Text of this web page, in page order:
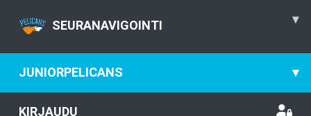
SEURANAVIGOINTI ▾
JUNIORPELICANS ▾
KIRJAUDU